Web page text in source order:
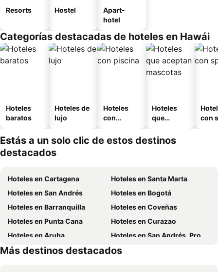
Resorts Hostel
Apart-
hotel
Categorías destacadas de hoteles en Hawái
Hoteles
baratos
Hoteles de
lujo
Hoteles
con
Hoteles
que
mascotas
con
Estás a un solo clic de estos destinos
destacados
Hoteles en Cartagena
Hoteles en Santa Marta
Hoteles en San Andrés
Hoteles en Bogotá
Hoteles en Barranquilla
Hoteles en Coveñas
Hoteles en Punta Cana
Hoteles en Curazao
Hoteles en Aruba
Hoteles en San Andrés, Providencia and Santa Catalina
Hoteles en Cundinamarca
Hoteles en República Dominicana
Más destinos destacados